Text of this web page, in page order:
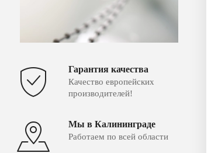
Гарантия качества
Качество европейских
производителей!
Мы в Калининграде
Работаем по всей области